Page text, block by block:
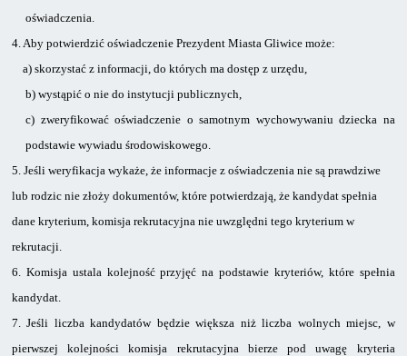
oświadczenia.
4.Aby potwierdzić oświadczenie Prezydent Miasta Gliwice może:
a) skorzystać z informacji, do których ma dostęp z urzędu,
b) wystąpić o nie do instytucji publicznych,
c) zweryfikować oświadczenie o samotnym wychowywaniu dziecka na
podstawie wywiadu środowiskowego.
5. Jeśli weryfikacja wykaże, że informacje z oświadczenia nie są prawdziwe
lub rodzic nie złoży dokumentów, które potwierdzają, że kandydat spełnia
dane kryterium, komisja rekrutacyjna nie uwzględni tego kryterium w
rekrutacji.
6. Komisja ustala kolejność przyjęć na podstawie kryteriów, które spełnia
kandydat.
7.Jeśli liczba kandydatów będzie większa niż liczba wolnych miejsc, w
pierwszej kolejności komisja rekrutacyjna bierze pod uwagę kryteria